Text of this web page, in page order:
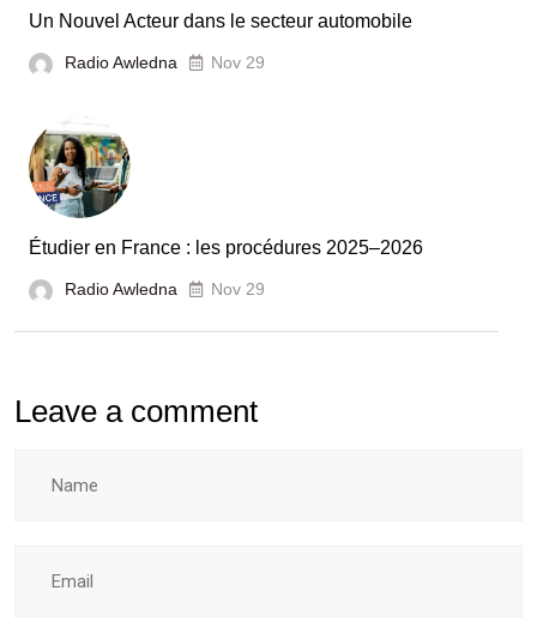
France
et
écoles
Un Nouvel Acteur dans le secteur automobile
Radio Awledna Nov 29
Étudier en France : les procédures 2025–2026
Radio Awledna Nov 29
Leave a comment